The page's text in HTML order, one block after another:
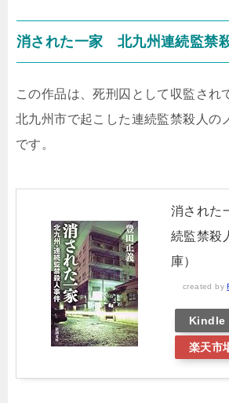
消された一家 北九州連続監禁
この作品は、死刑囚として収監され
北九州市で起こした連続監禁殺人の
です。
消された
続監禁殺
庫）
created by
Kindle
楽天市